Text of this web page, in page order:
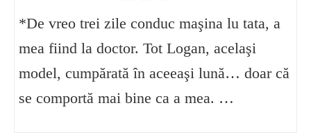
*De vreo trei zile conduc maşina lu tata, a
mea fiind la doctor. Tot Logan, acelaşi
model, cumpărată în aceeaşi lună… doar că
se comportă mai bine ca a mea. …